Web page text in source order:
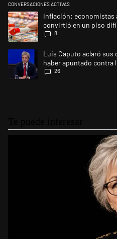
CONVERSACIONES ACTIVAS
Este listado muestra los artículos
Un artículo de tendencia con el
Inflación: economistas
convirtió en un piso
8
Un artículo de tendencia con el
Luis Caputo aclaró sus
haber apuntado contra
26